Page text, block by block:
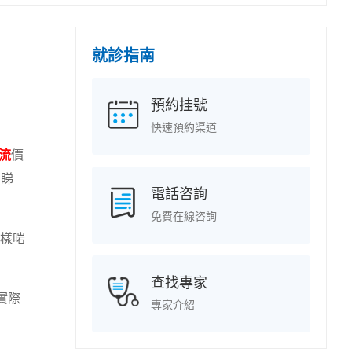
價
啱
際
就診指南
預約挂號
快速預約渠道
電話咨詢
免費在線咨詢
查找專家
專家介紹